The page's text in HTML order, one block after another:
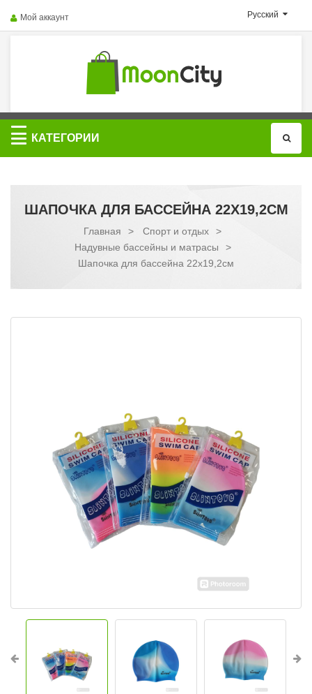
Русский
Мой аккаунт
Категории
КАТЕГОРИИ
ШАПОЧКА ДЛЯ БАССЕЙНА 22X19,2CМ
Главная > Спорт и отдых
>
Надувные бассейны и матрасы
>
Шапочка для бассейна 22x19,2cм